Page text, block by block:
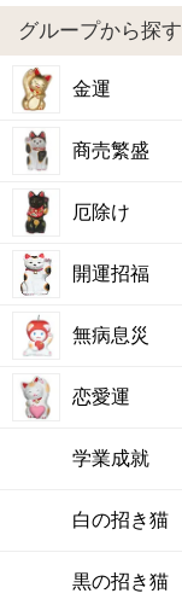
グループから探す
金運
商売繁盛
厄除け
開運招福
無病息災
恋愛運
学業成就
白の招き猫
黒の招き猫